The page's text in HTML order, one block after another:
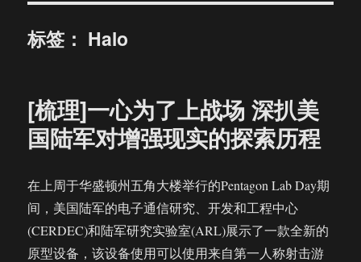
标签： Halo
[梳理]一心为了上战场 深扒美
国陆军对增强现实的探索历程
在上周于华盛顿州五角大楼举行的Pentagon Lab Day期
间，美国陆军的电子通信研究、开发和工程中心
(CERDEC)和陆军研究实验室(ARL)展示了一款全新的
原型设备，该设备使用可以使用来自第一人称射击游